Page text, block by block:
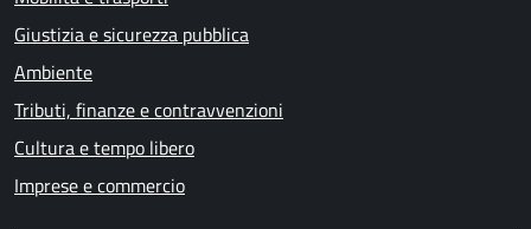
Giustizia e sicurezza pubblica
Ambiente
Tributi, finanze e contravvenzioni
Cultura e tempo libero
Imprese e commercio